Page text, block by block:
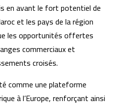
en avant le fort potentiel de
et les pays de la région
les opportunités offertes
commerciaux et
croisés.
comme une plateforme
à l’Europe, renforçant ainsi